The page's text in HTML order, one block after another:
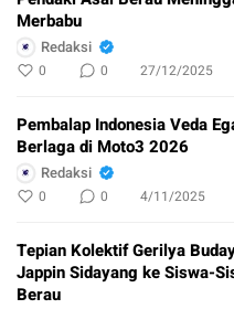
Merbabu
Redaksi
0 0 27/12/2025
Pembalap Indonesia Veda
Berlaga di Moto3 2026
Redaksi
0 0 4/11/2025
Tepian Kolektif Gerilya
Jappin Sidayang ke Siswa-
Berau